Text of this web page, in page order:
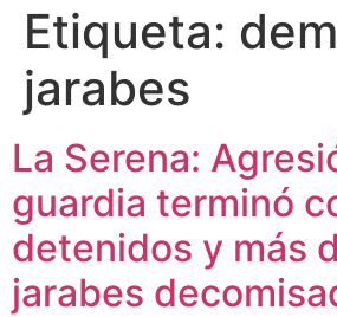
Etiqueta:
jarabes
La Serena:
guardia terminó
detenidos y más
jarabes